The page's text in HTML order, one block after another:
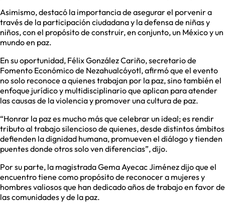
Asimismo, destacó la importancia de asegurar el porvenir a
través de la participación ciudadana y la defensa de niñas y
niños, con el propósito de construir, en conjunto, un México y un
mundo en paz.
En su oportunidad, Félix González Cariño, secretario de
Fomento Económico de Nezahualcóyotl, afirmó que el evento
no solo reconoce a quienes trabajan por la paz, sino también el
enfoque jurídico y multidisciplinario que aplican para atender
las causas de la violencia y promover una cultura de paz.
“Honrar la paz es mucho más que celebrar un ideal; es rendir
tributo al trabajo silencioso de quienes, desde distintos ámbitos
defienden la dignidad humana, promueven el diálogo y tienden
puentes donde otros solo ven diferencias”, dijo.
Por su parte, la magistrada Gema Ayecac Jiménez dijo que el
encuentro tiene como propósito de reconocer a mujeres y
hombres valiosos que han dedicado años de trabajo en favor de
las comunidades y de la paz.